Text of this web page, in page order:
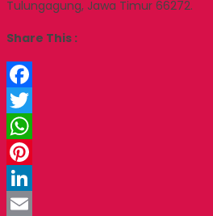
Tulungagung, Jawa Timur 66272.
Share This :
Facebook
Twitter
WhatsApp
Pinterest
LinkedIn